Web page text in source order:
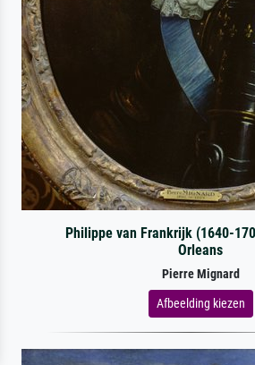
Philippe van Frankrijk (1640-
Orleans
Pierre Mignard
Afbeelding kiezen